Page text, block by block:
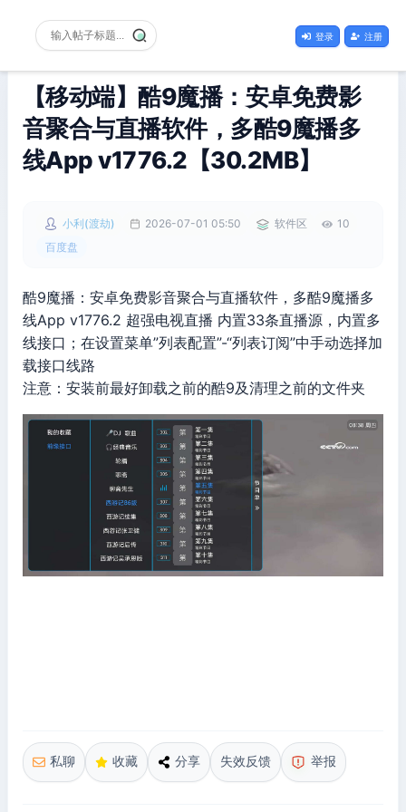
登录 注册
【移动端】酷9魔播：安卓免费影
音聚合与直播软件，多酷9魔播多
线App v1776.2【30.2MB】
小利(渡劫) 2026-07-01 05:50 软件区
10
百度盘
酷9魔播：安卓免费影音聚合与直播软件，多酷9魔播多
线App v1776.2 超强电视直播 内置33条直播源，内置多
线接口；在设置菜单”列表配置”-“列表订阅”中手动选择加
载接口线路
注意：安装前最好卸载之前的酷9及清理之前的文件夹
私聊 收藏 分享 失效反馈 举报